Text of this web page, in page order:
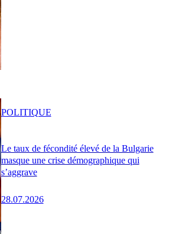
Le taux de fécondité élevé de la Bulgarie
masque une crise démographique qui
s’aggrave
28.07.2026
POLITIQUE